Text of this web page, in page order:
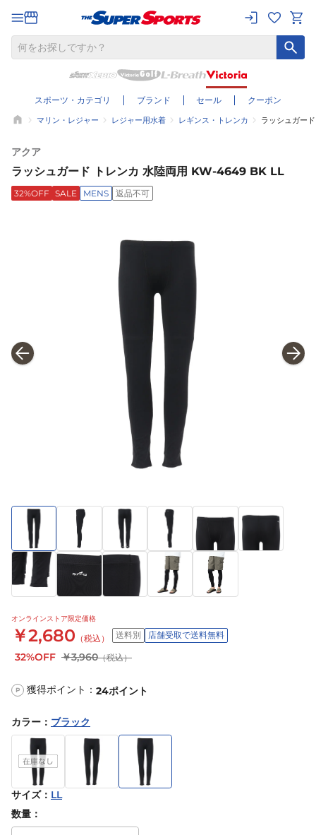
スポーツ・カテゴリ ブランド セール クーポン
マリン・レジャー レジャー用水着 レギンス・トレンカ ラッシュガー
アクア
ラッシュガード トレンカ 水陸両用 KW-4649 BK LL
32%OFF SALE MENS 返品不可
オンラインストア限定価格
￥2,680 （税込） 送料別 店舗受取で送料無料
32%OFF ￥3,960（税込）
P 獲得ポイント： 24ポイント
カラー ： ブラック
サイズ： LL
数量：